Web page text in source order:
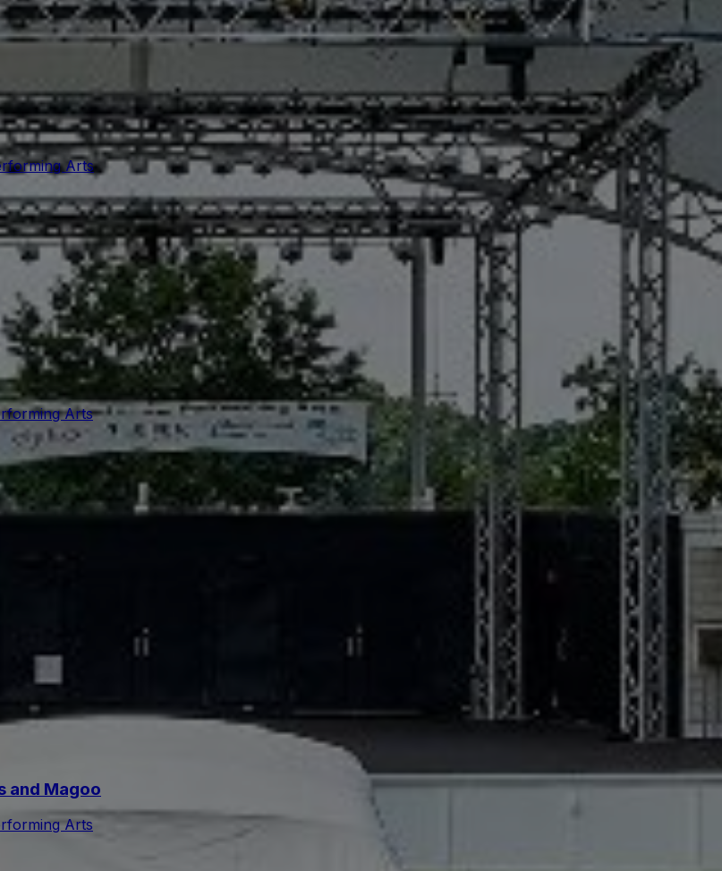
Arts
Arts
and Magoo
Arts